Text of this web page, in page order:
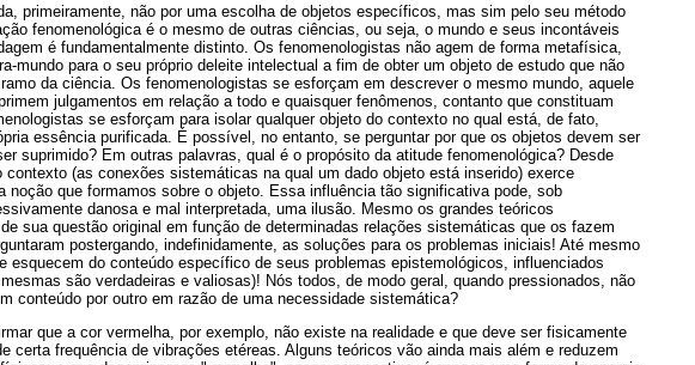
primeiramente, não por uma escolha de objetos específicos, mas sim pelo seu método
fenomenológica é o mesmo de outras ciências, ou seja, o mundo e seus incontáveis
é fundamentalmente distinto. Os fenomenologistas não agem de forma metafísica,
mundo para o seu próprio deleite intelectual a fim de obter um objeto de estudo que não
da ciência. Os fenomenologistas se esforçam em descrever o mesmo mundo, aquele
julgamentos em relação a todo e quaisquer fenômenos, contanto que constituam
se esforçam para isolar qualquer objeto do contexto no qual está, de fato,
essência purificada. É possível, no entanto, se perguntar por que os objetos devem ser
suprimido? Em outras palavras, qual é o propósito da atitude fenomenológica? Desde
contexto (as conexões sistemáticas na qual um dado objeto está inserido) exerce
noção que formamos sobre o objeto. Essa influência tão significativa pode, sob
danosa e mal interpretada, uma ilusão. Mesmo os grandes teóricos
sua questão original em função de determinadas relações sistemáticas que os fazem
postergando, indefinidamente, as soluções para os problemas iniciais! Até mesmo
esquecem do conteúdo específico de seus problemas epistemológicos, influenciados
são verdadeiras e valiosas)! Nós todos, de modo geral, quando pressionados, não
conteúdo por outro em razão de uma necessidade sistemática?
que a cor vermelha, por exemplo, não existe na realidade e que deve ser fisicamente
certa frequência de vibrações etéreas. Alguns teóricos vão ainda mais além e reduzem